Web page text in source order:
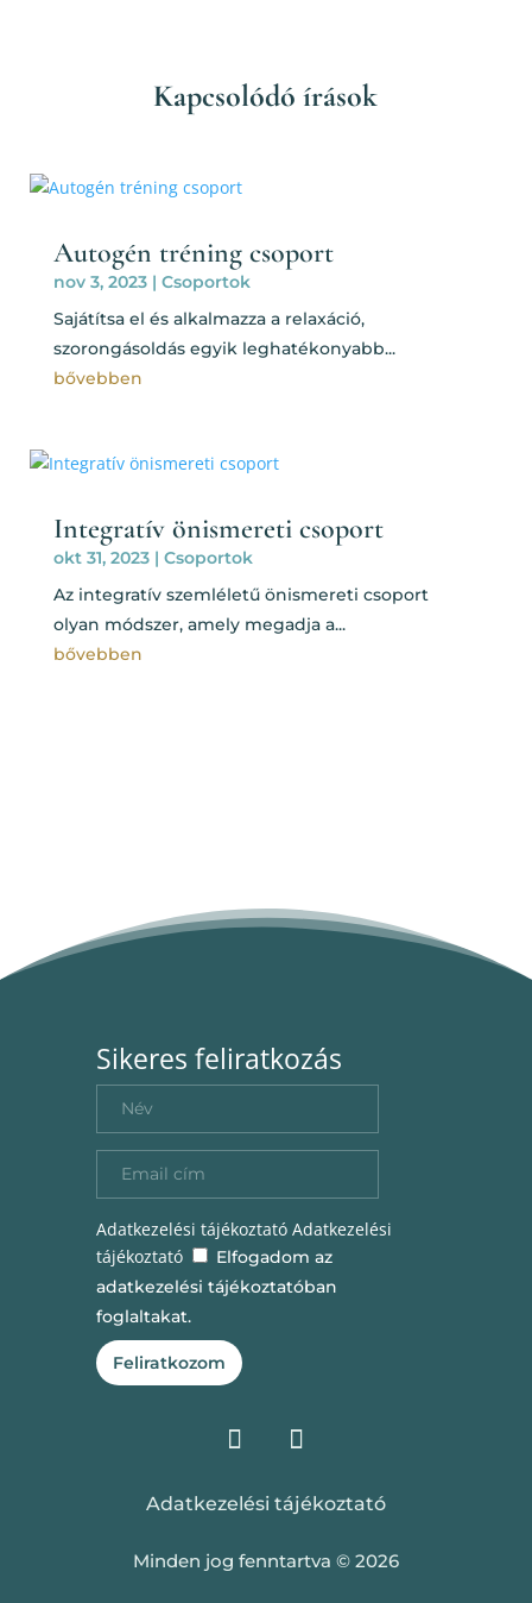
Kapcsolódó írások
Autogén tréning csoport
nov 3, 2023| Csoportok
Sajátítsa el és alkalmazza a relaxáció,
szorongásoldás egyik leghatékonyabb...
bővebben
Integratív önismereti csoport
okt 31, 2023| Csoportok
Az integratív szemléletű önismereti csoport
olyan módszer, amely megadja a...
bővebben
Adatkezelési tájékoztató
Minden jog fenntartva © 2026
Sikeres feliratkozás
Adatkezelési tájékoztató Adatkezelési
tájékoztató
Elfogadom az
adatkezelési tájékoztatóban
foglaltakat.
Feliratkozom